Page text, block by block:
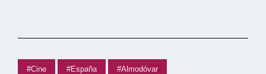
#Cine #España #Almodóvar